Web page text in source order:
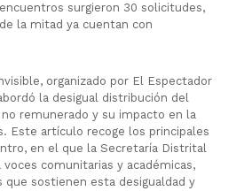
surgieron 30 solicitudes,
la mitad ya cuentan con
organizado por El Espectador
la desigual distribución del
remunerado y su impacto en la
Este artículo recoge los principales
en el que la Secretaría Distrital
voces comunitarias y académicas,
que sostienen esta desigualdad y